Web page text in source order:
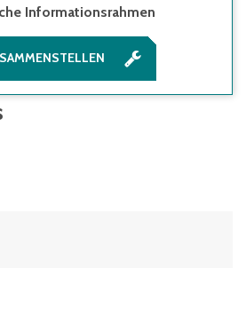
Informationsrahmen